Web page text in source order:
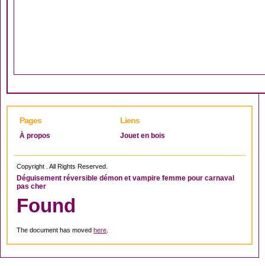
Pages
À propos
Liens
Jouet en bois
Copyright . All Rights Reserved.
Déguisement réversible démon et vampire femme pour carnaval
pas cher
Found
The document has moved here